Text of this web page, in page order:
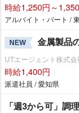
時給1,250円～
アルバイト・パート /
NEW 金属製品
UTエージェント株式
時給1,400円
派遣社員 / 愛知県
「週3から可」調